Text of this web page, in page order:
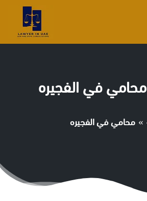
محامي في الفجيره
محامي في الفجيره